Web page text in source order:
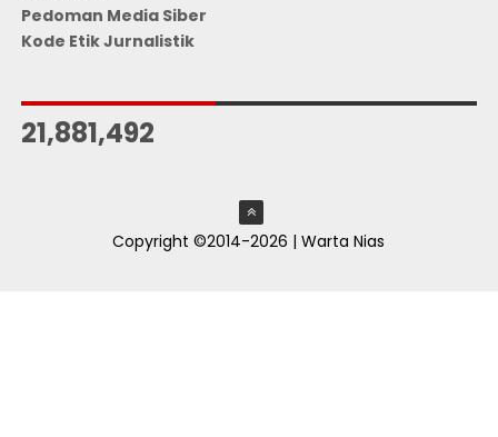
Pedoman Media Siber
Kode Etik Jurnalistik
21,881,492
Copyright ©2014-2026 | Warta Nias